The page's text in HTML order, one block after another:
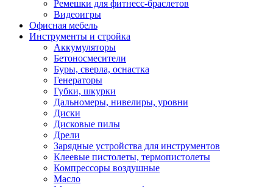
Ремешки для фитнесс-браслетов
Видеоигры
Офисная мебель
Инструменты и стройка
Аккумуляторы
Бетоносмесители
Буры, сверла, оснастка
Генераторы
Губки, шкурки
Дальномеры, нивелиры, уровни
Диски
Дисковые пилы
Дрели
Зарядные устройства для инструментов
Клеевые пистолеты, термопистолеты
Компрессоры воздушные
Масло